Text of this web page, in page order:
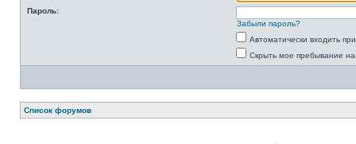
Пароль:
Забыли пароль?
Автоматически входить
Скрыть мое пребывание
Список форумов